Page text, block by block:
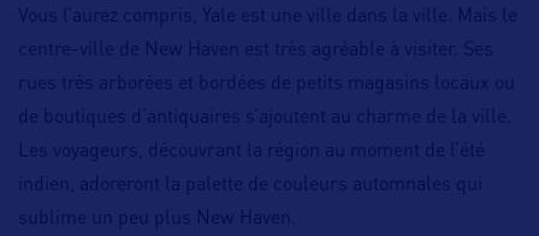
Vous l’aurez compris, Yale est une ville dans la ville. Mais le
centre-ville de New Haven est très agréable à visiter. Ses
rues très arborées et bordées de petits magasins locaux ou
de boutiques d’antiquaires s’ajoutent au charme de la ville.
Les voyageurs, découvrant la région au moment de l’été
indien, adoreront la palette de couleurs automnales qui
sublime un peu plus New Haven.